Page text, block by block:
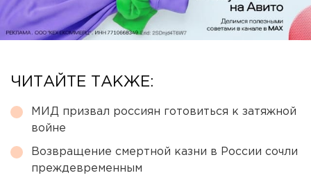
ЧИТАЙТЕ ТАКЖЕ:
МИД призвал россиян готовиться к затяжной
войне
Возвращение смертной казни в России сочли
преждевременным